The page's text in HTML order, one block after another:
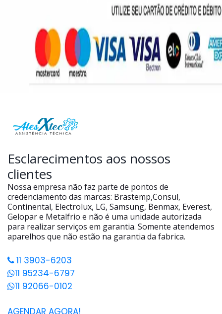
Esclarecimentos aos nossos
clientes
Nossa empresa não faz parte de pontos de
credenciamento das marcas: Brastemp,Consul,
Continental, Electrolux, LG, Samsung, Benmax, Everest,
Gelopar e Metalfrio e não é uma unidade autorizada
para realizar serviços em garantia. Somente atendemos
aparelhos que não estão na garantia da fabrica.
11 3903-6203
11 95234-6797
11 92066-0102
AGENDAR AGORA!